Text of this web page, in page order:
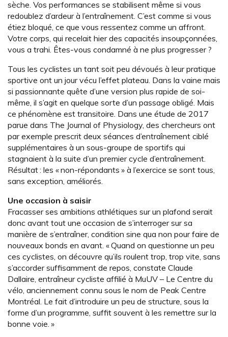
sèche. Vos performances se stabilisent même si vous
redoublez d’ardeur à l’entraînement. C’est comme si vous
étiez bloqué, ce que vous ressentez comme un affront.
Votre corps, qui recelait hier des capacités insoupçonnées,
vous a trahi. Êtes-vous condamné à ne plus progresser ?
Tous les cyclistes un tant soit peu dévoués à leur pratique
sportive ont un jour vécu l’effet plateau. Dans la vaine mais
si passionnante quête d’une version plus rapide de soi-
même, il s’agit en quelque sorte d’un passage obligé. Mais
ce phénomène est transitoire. Dans une étude de 2017
parue dans The Journal of Physiology, des chercheurs ont
par exemple prescrit deux séances d’entraînement ciblé
supplémentaires à un sous-groupe de sportifs qui
stagnaient à la suite d’un premier cycle d’entraînement.
Résultat : les « non-­répondants » à l’exercice se sont tous,
sans exception, améliorés.
Une occasion à saisir
Fracasser ses ambitions athlétiques sur un plafond serait
donc avant tout une occasion de s’interroger sur sa
manière de s’entraîner, condition sine qua non pour faire de
nouveaux bonds en avant. « Quand on questionne un peu
ces cyclistes, on découvre qu’ils roulent trop, trop vite, sans
s’accorder suffisamment de repos, constate Claude
Dallaire, entraîneur cycliste affilié à MuUV – Le Centre du
vélo, anciennement connu sous le nom de Peak Centre
Montréal. Le fait d’introduire un peu de structure, sous la
forme d’un programme, suffit souvent à les remettre sur la
bonne voie. »